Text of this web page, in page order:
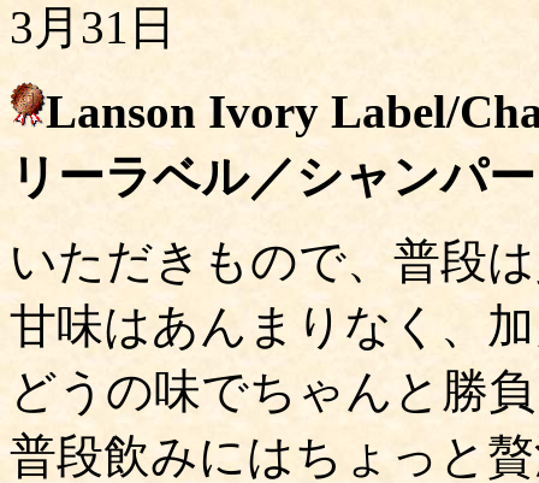
3月31日
Lanson Ivory Label/
リーラベル／シャンパ
いただきもので、普段
甘味はあんまりなく、
どうの味でちゃんと勝
普段飲みにはちょっと